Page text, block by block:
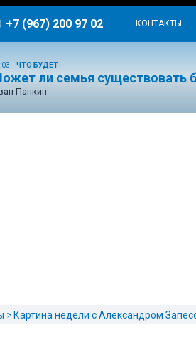
+7 (967) 200 97 02 КОНТАКТЫ
ЧТО БУДЕТ
ли семья существовать
Панкин
Картина недели с Александром